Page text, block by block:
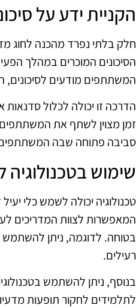
הקניית ידע על
חלק בלתי נפרד מהכנה לחוג
הסיכונים המוכרים במהלך
המשתתפים מודעים לסיכונים,
הדרכה זו יכולה לכלול
זמן מצוין לשתף את המשתתפים
סביבה פתוחה שבה המשתתפים
שימוש בטכנולוגיה
טכנולוגיה יכולה לשמש כלי יעיל
המאפשרות לצוות המדריכים
בטוחה. לדוגמה, ניתן להשתמש
רעילים.
בנוסף, ניתן להשתמש
לתלמידים לחקור תופעות